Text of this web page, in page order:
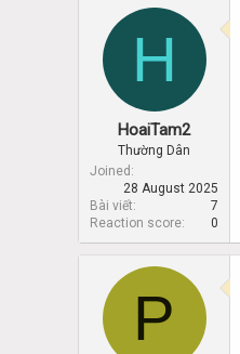
H
HoaiTam2
Thường Dân
Joined
28 August 2025
Bài viết
7
Reaction score
0
P